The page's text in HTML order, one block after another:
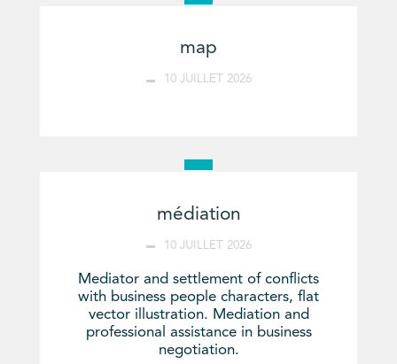
map
10 JUILLET 2026
médiation
10 JUILLET 2026
Mediator and settlement of conflicts
with business people characters, flat
vector illustration. Mediation and
professional assistance in business
negotiation.